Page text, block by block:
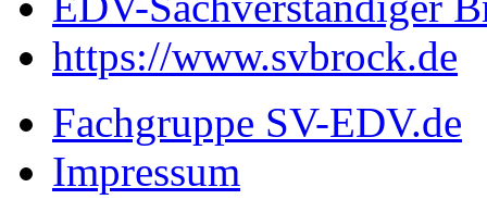
https://www.svbrock.de
Fachgruppe SV-EDV.de
Impressum